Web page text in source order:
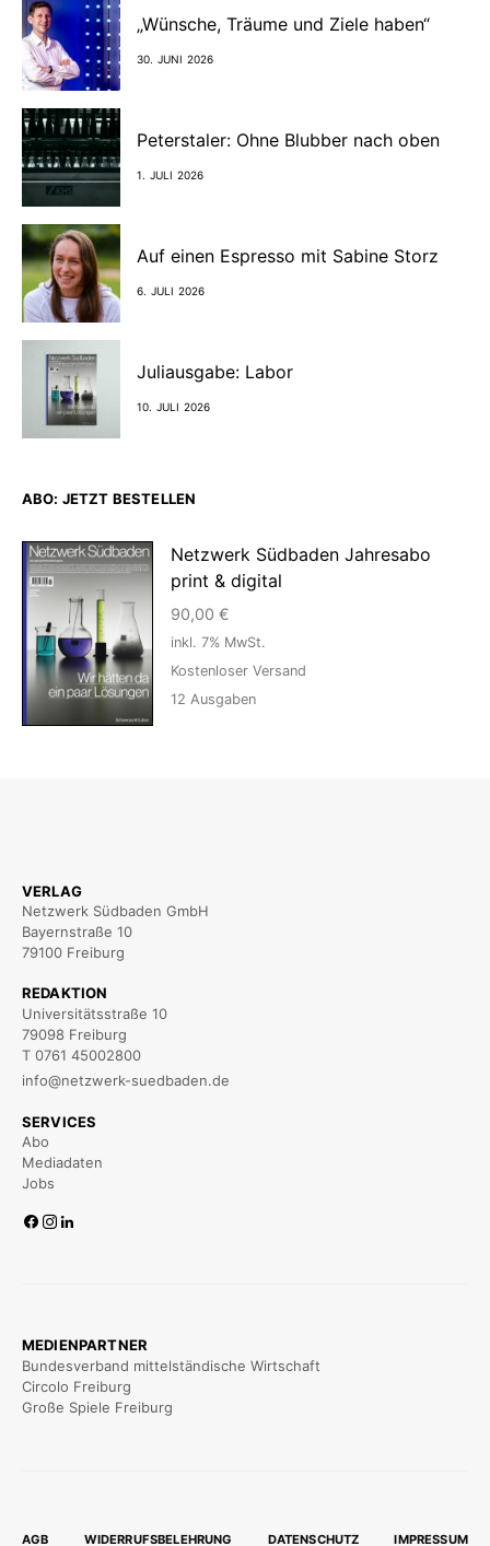
„Wünsche, Träume und Ziele haben“
30. JUNI 2026
Peterstaler: Ohne Blubber nach oben
1. JULI 2026
Auf einen Espresso mit Sabine Storz
6. JULI 2026
Juliausgabe: Labor
10. JULI 2026
ABO: JETZT BESTELLEN
Netzwerk Südbaden Jahresabo
print & digital
90,00 €
inkl. 7% MwSt.
Kostenloser Versand
12 Ausgaben
VERLAG
Netzwerk Südbaden GmbH
Bayernstraße 10
79100 Freiburg
REDAKTION
Universitätsstraße 10
79098 Freiburg
T 0761 45002800
info@netzwerk-suedbaden.de
SERVICES
Abo
Mediadaten
Jobs
MEDIENPARTNER
Bundesverband mittelständische Wirtschaft
Circolo Freiburg
Große Spiele Freiburg
AGB WIDERRUFSBELEHRUNG DATENSCHUTZ IMPRESSUM